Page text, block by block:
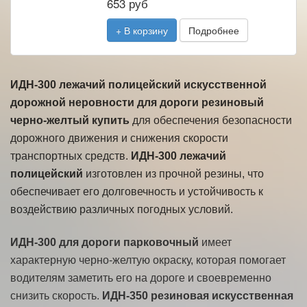
+ В корзину Подробнее
ИДН-300 лежачий полицейский искусственной
дорожной неровности для дороги резиновый
черно-желтый купить для обеспечения безопасности
дорожного движения и снижения скорости
транспортных средств. ИДН-300 лежачий
полицейский изготовлен из прочной резины, что
обеспечивает его долговечность и устойчивость к
воздействию различных погодных условий.
ИДН-300 для дороги парковочный имеет
характерную черно-желтую окраску, которая помогает
водителям заметить его на дороге и своевременно
снизить скорость. ИДН-350 резиновая искусственная